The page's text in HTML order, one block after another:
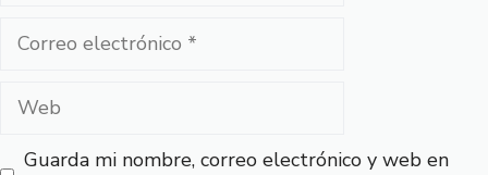
Correo
Web
Guarda mi nombre, correo electrónico y web en